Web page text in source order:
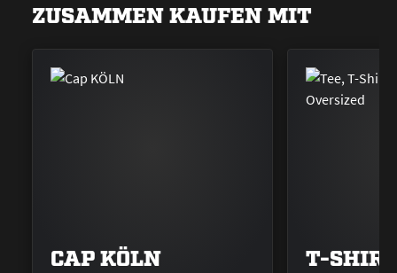
ZUSAMMEN KAUFEN MIT
CAP KÖLN T-